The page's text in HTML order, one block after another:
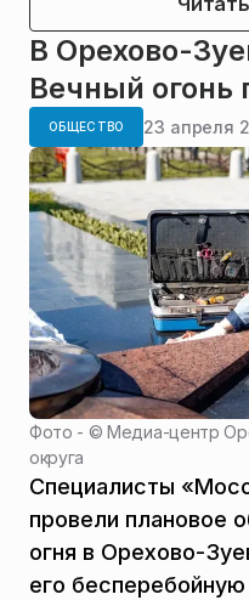
В Орехово-
Вечный огонь
ОБЩЕСТВО 23 апреля
Фото - ©Медиа-центр
округа
Специалисты
провели плановое
огня в Орехово-
его